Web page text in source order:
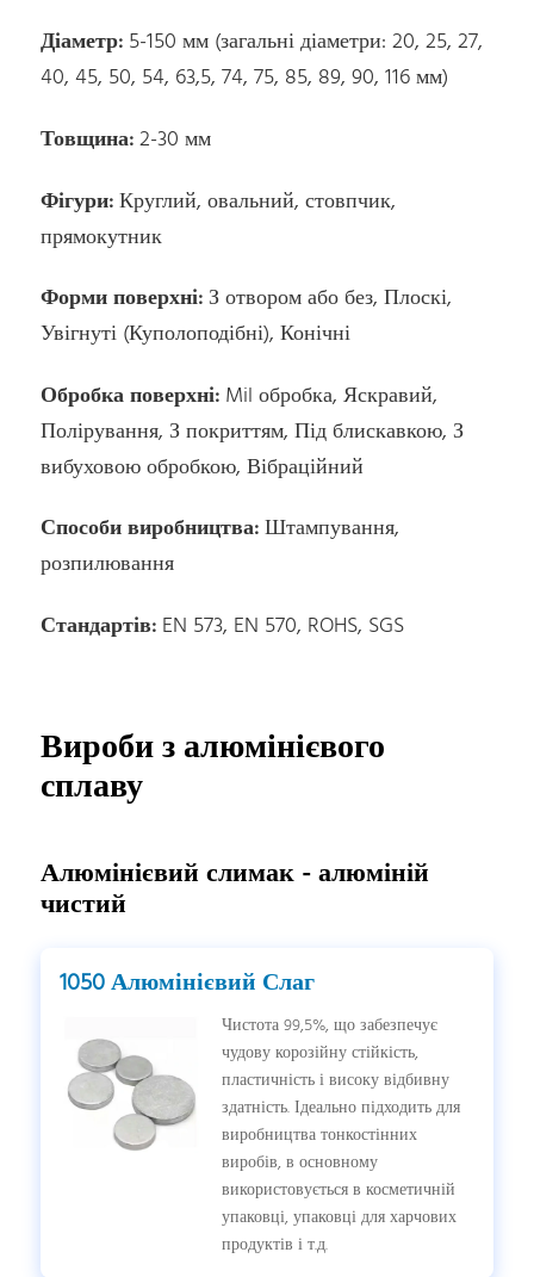
Діаметр: 5-150 мм (загальні діаметри: 20, 25, 27,
40, 45, 50, 54, 63,5, 74, 75, 85, 89, 90, 116 мм)
Товщина:2-30 мм
Фігури:Круглий, овальний, стовпчик,
прямокутник
Форми поверхні: З отвором або без, Плоскі,
Увігнуті (Куполоподібні), Конічні
Обробка поверхні: Mil обробка, Яскравий,
Полірування, З покриттям, Під блискавкою, З
вибуховою обробкою, Вібраційний
Способи виробництва:Штампування,
розпилювання
Стандартів: EN 573, EN 570, ROHS, SGS
Вироби з алюмінієвого
сплаву
Алюмінієвий слимак - алюміній
чистий
1050 Алюмінієвий Слаг
Чистота 99,5%, що забезпечує
чудову корозійну стійкість,
пластичність і високу відбивну
здатність. Ідеально підходить для
виробництва тонкостінних
виробів, в основному
використовується в косметичній
упаковці, упаковці для харчових
продуктів і т.д.